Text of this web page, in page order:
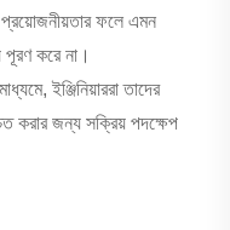
প্রয়োজনীয়তার ফলে এমন
পূরণ করে না।
ইঞ্জিনিয়াররা তাদের
করার জন্য সক্রিয় পদক্ষেপ